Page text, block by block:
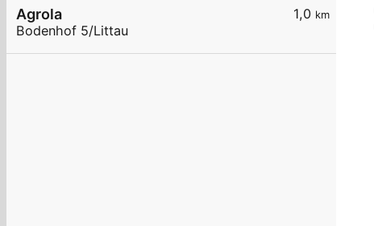
1,0 km
Agrola
Bodenhof 5/Littau